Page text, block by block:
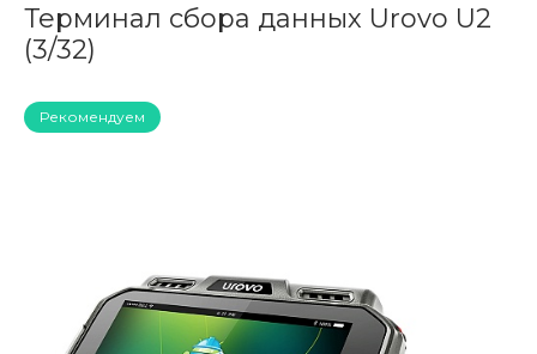
Терминал сбора данных Urovo U2
(3/32)
Рекомендуем